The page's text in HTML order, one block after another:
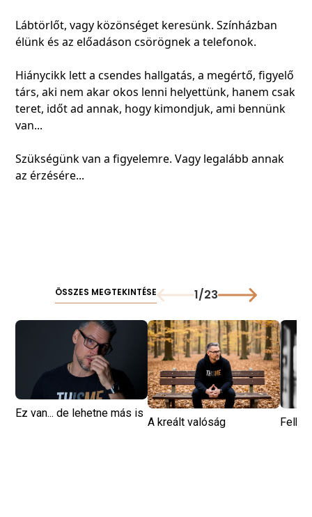
Lábtörlőt, vagy közönséget keresünk. Színházban
élünk és az előadáson csörögnek a telefonok.
Hiánycikk lett a csendes hallgatás, a megértő, figyelő
társ, aki nem akar okos lenni helyettünk, hanem csak
teret, időt ad annak, hogy kimondjuk, ami bennünk
van...
Szükségünk van a figyelemre. Vagy legalább annak
az érzésére...
ÖSSZES MEGTEKINTÉSE 1/23
Ez van... de lehetne más is
A kreált valóság